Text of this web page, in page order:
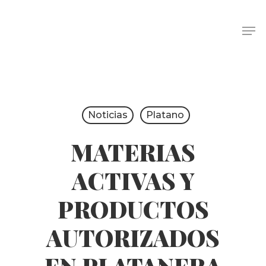
Noticias Platano
MATERIAS
ACTIVAS Y
PRODUCTOS
AUTORIZADOS